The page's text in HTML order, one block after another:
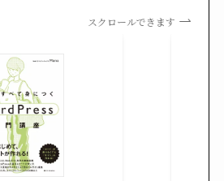
スクロールできます